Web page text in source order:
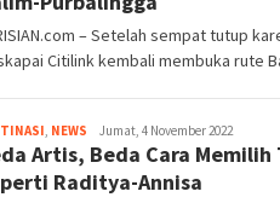
– Setelah sempat tutup
Citilink kembali membuka rute
, NEWS Tim
Redaksi
Jumat, 4 November 2022
Artis, Beda Cara
Raditya-Annisa